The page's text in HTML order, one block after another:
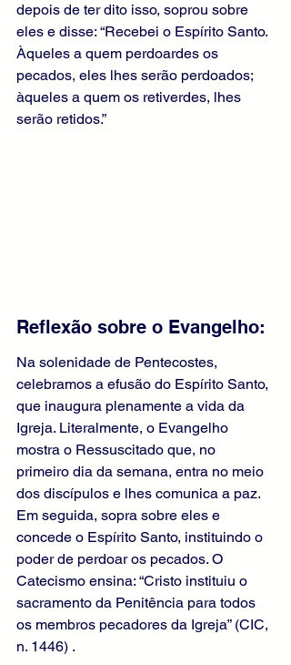
depois de ter dito isso, soprou sobre
eles e disse: “Recebei o Espírito Santo.
Àqueles a quem perdoardes os
pecados, eles lhes serão perdoados;
àqueles a quem os retiverdes, lhes
serão retidos.”
Reflexão sobre o Evangelho:
Na solenidade de Pentecostes,
celebramos a efusão do Espírito Santo,
que inaugura plenamente a vida da
Igreja. Literalmente, o Evangelho
mostra o Ressuscitado que, no
primeiro dia da semana, entra no meio
dos discípulos e lhes comunica a paz.
Em seguida, sopra sobre eles e
concede o Espírito Santo, instituindo o
poder de perdoar os pecados. O
Catecismo ensina: “Cristo instituiu o
sacramento da Penitência para todos
os membros pecadores da Igreja” (CIC,
n. 1446) .